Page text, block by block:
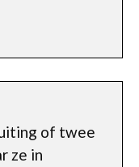
of twee
ze in